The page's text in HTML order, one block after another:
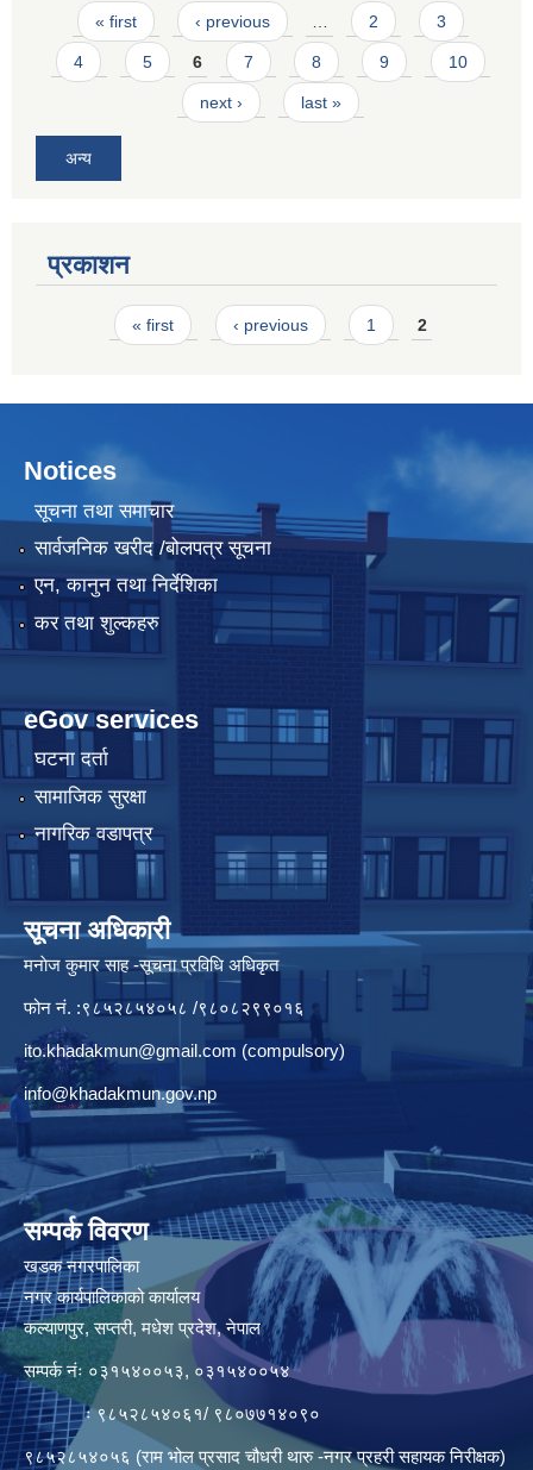
Pages
« first ‹ previous … 2 3
4 5 6 7 8 9 10
next › last »
अन्य
प्रकाशन
Pages« first ‹ previous 1 2
Notices
सूचना तथा समाचार
सार्वजनिक खरीद /बोलपत्र सूचना
एन, कानुन तथा निर्देशिका
कर तथा शुल्कहरु
eGov services
घटना दर्ता
सामाजिक सुरक्षा
नागरिक वडापत्र
सूचना अधिकारी
मनाेज कुमार साह -सूचना प्रविधि अधिकृत
फोन नं. :९८५२८५४०५८ /९८०८२९९०१६
ito.khadakmun@gmail.com (compulsory)
info@khadakmun.gov.np
सम्पर्क विवरण
खडक नगरपालिका
नगर कार्यपालिकाको कार्यालय
कल्याणपुर, सप्तरी, मधेश प्रदेश, नेपाल
सम्पर्क नंः ०३१५४००५३, ०३१५४००५४
ः ९८५२८५४०६१/ ९८०७७१४०९०
९८५२८५४०५६ (राम भोल प्रसाद चौधरी थारु -नगर प्रहरी सहायक निरीक्षक)